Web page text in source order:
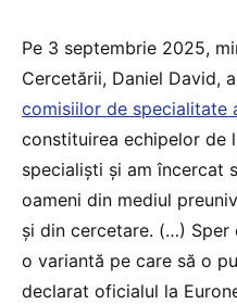
Pe 3 septembrie 2025,
Cercetării, Daniel David,
comisiilor de specialitate
constituirea echipelor de
specialiști și am încercat
oameni din mediul
și din cercetare. (…) Sper
o variantă pe care să o
declarat oficialul la